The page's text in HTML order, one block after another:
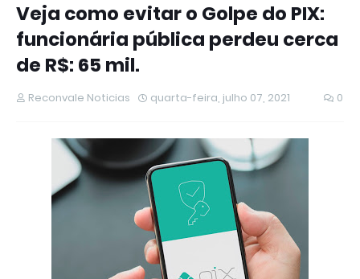
Veja como evitar o Golpe do PIX:
funcionária pública perdeu cerca
de R$: 65 mil.
Reconvale Noticias quarta-feira, julho 07, 2021 0